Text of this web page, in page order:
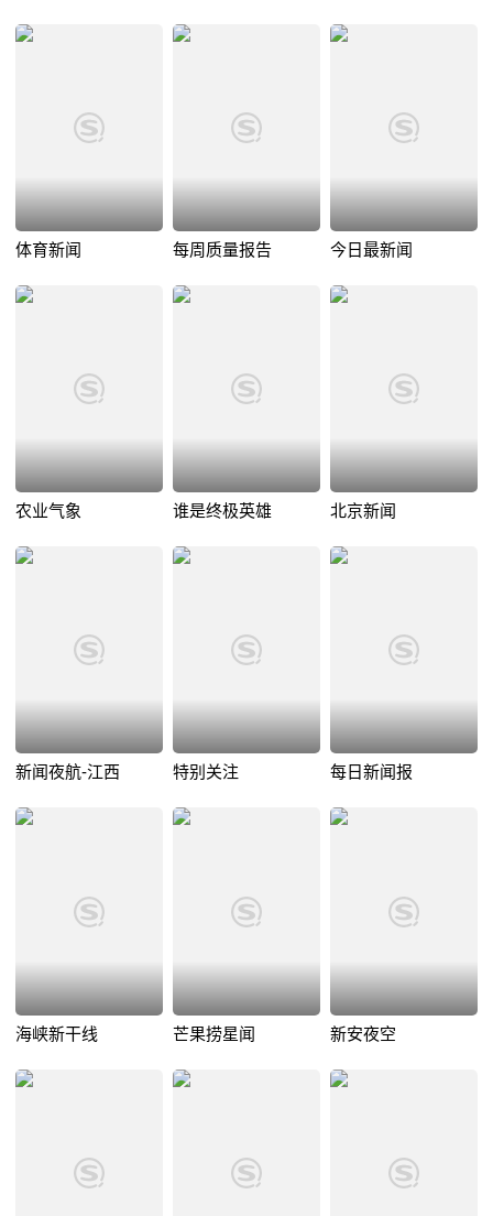
体育新闻 每周质量报告 今日最新闻
农业气象 谁是终极英雄 北京新闻
新闻夜航-江西 特别关注 每日新闻报
海峡新干线 芒果捞星闻 新安夜空